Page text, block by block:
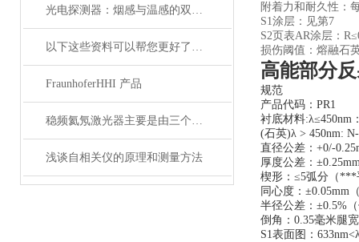
光电探测器：烟感与温感的双重角色
以下这些资料可以帮您更好了解偏振分析仪
FraunhoferHHI 产品
稳频氦氖激光器主要是由三个部分组成
浅谈自相关仪的原理和测量方法
附着力和耐久性：
S1涂层：见第7
S2页表AR涂层：
损伤阈值：熔融石英
高能部分
规范
产品代码：PR1
衬底材料:λ≤450nm
(石英)λ > 450nm:
直径公差：+0/-
厚度公差：
楔形：≤5弧分（***
同心度：±0.05mm
半径公差：±0.5%
倒角：0.35毫米腿
S1表面图：